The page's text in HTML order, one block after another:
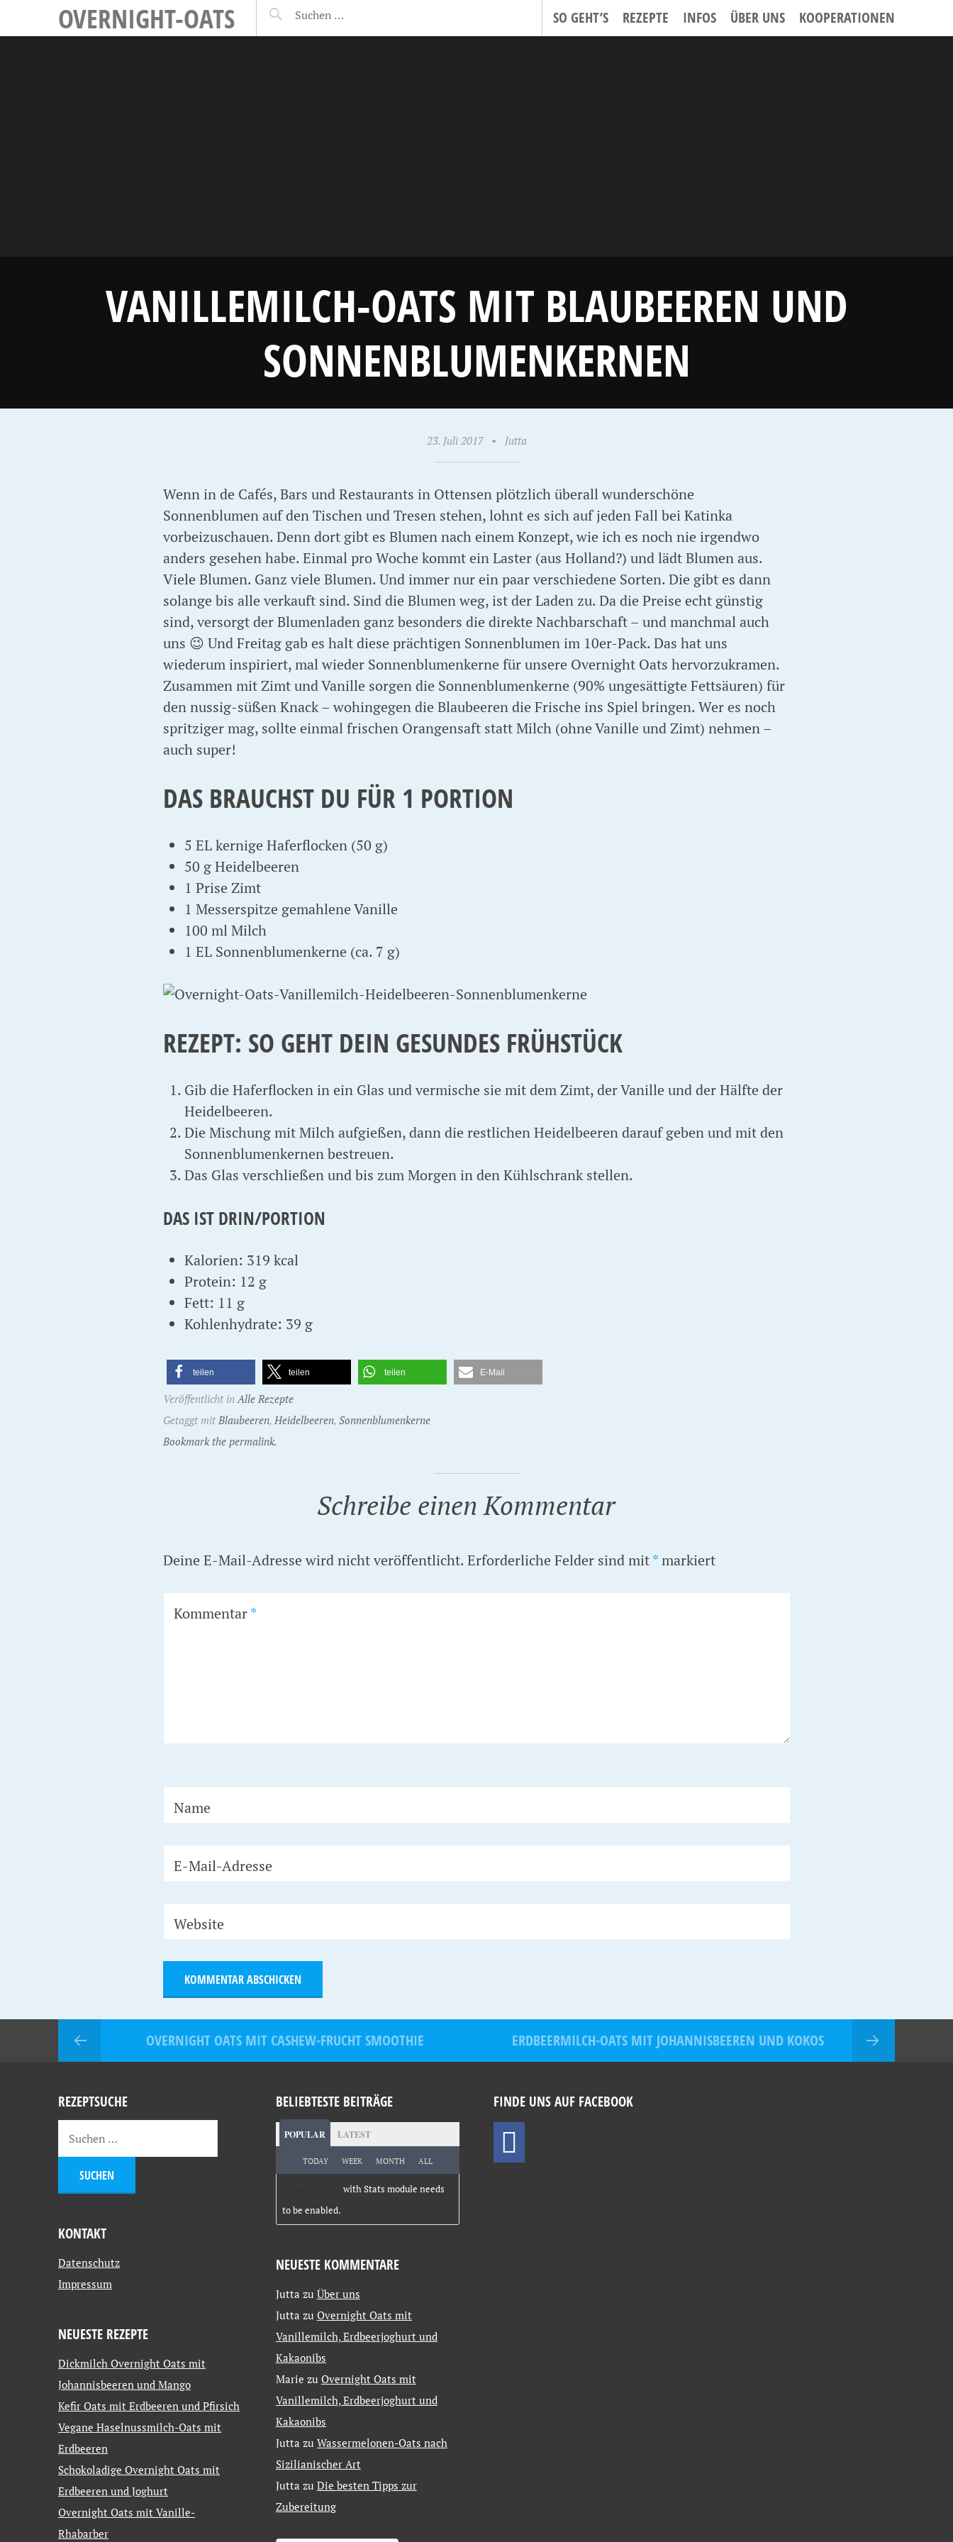
OVERNIGHT-OATS SO GEHT’S REZEPTE INFOS ÜBER UNS KOOPERATIONEN
VANILLEMILCH-OATS MIT BLAUBEEREN UND
SONNENBLUMENKERNEN
23. Juli 2017 • Jutta
Wenn in de Cafés, Bars und Restaurants in Ottensen plötzlich überall wunderschöne
Sonnenblumen auf den Tischen und Tresen stehen, lohnt es sich auf jeden Fall bei Katinka
vorbeizuschauen. Denn dort gibt es Blumen nach einem Konzept, wie ich es noch nie irgendwo
anders gesehen habe. Einmal pro Woche kommt ein Laster (aus Holland?) und lädt Blumen aus.
Viele Blumen. Ganz viele Blumen. Und immer nur ein paar verschiedene Sorten. Die gibt es dann
solange bis alle verkauft sind. Sind die Blumen weg, ist der Laden zu. Da die Preise echt günstig
sind, versorgt der Blumenladen ganz besonders die direkte Nachbarschaft – und manchmal auch
uns 😉 Und Freitag gab es halt diese prächtigen Sonnenblumen im 10er-Pack. Das hat uns
wiederum inspiriert, mal wieder Sonnenblumenkerne für unsere Overnight Oats hervorzukramen.
Zusammen mit Zimt und Vanille sorgen die Sonnenblumenkerne (90% ungesättigte Fettsäuren) für
den nussig-süßen Knack – wohingegen die Blaubeeren die Frische ins Spiel bringen. Wer es noch
spritziger mag, sollte einmal frischen Orangensaft statt Milch (ohne Vanille und Zimt) nehmen –
auch super!
DAS BRAUCHST DU FÜR 1 PORTION
5 EL kernige Haferflocken (50 g)
50 g Heidelbeeren
1 Prise Zimt
1 Messerspitze gemahlene Vanille
100 ml Milch
1 EL Sonnenblumenkerne (ca. 7 g)
REZEPT: SO GEHT DEIN GESUNDES FRÜHSTÜCK
Gib die Haferflocken in ein Glas und vermische sie mit dem Zimt, der Vanille und der Hälfte der
Heidelbeeren.
Die Mischung mit Milch aufgießen, dann die restlichen Heidelbeeren darauf geben und mit den
Sonnenblumenkernen bestreuen.
Das Glas verschließen und bis zum Morgen in den Kühlschrank stellen.
DAS IST DRIN/PORTION
Kalorien: 319 kcal
Protein: 12 g
Fett: 11 g
Kohlenhydrate: 39 g
teilen teilen teilen E-Mail
Veröffentlicht inAlle Rezepte
Getaggt mit Blaubeeren, Heidelbeeren, Sonnenblumenkerne
Bookmark the permalink.
Schreibe einen Kommentar
Deine E-Mail-Adresse wird nicht veröffentlicht. Erforderliche Felder sind mit*markiert
Kommentar*
Name
E-Mail-Adresse
Website
OVERNIGHT OATS MIT CASHEW-FRUCHT SMOOTHIE ERDBEERMILCH-OATS MIT JOHANNISBEEREN UND KOKOS
REZEPTSUCHE
KONTAKT
Datenschutz
Impressum
NEUESTE REZEPTE
Dickmilch Overnight Oats mit
Johannisbeeren und Mango
Kefir Oats mit Erdbeeren und Pfirsich
Vegane Haselnussmilch-Oats mit
Erdbeeren
Schokoladige Overnight Oats mit
Erdbeeren und Joghurt
Overnight Oats mit Vanille-
Rhabarber
BELIEBTESTE BEITRÄGE
POPULAR LATEST
TODAY WEEK MONTH ALL
with Stats module needs
to be enabled.
NEUESTE KOMMENTARE
Jutta zu Über uns
Jutta zu Overnight Oats mit
Vanillemilch, Erdbeerjoghurt und
Kakaonibs
Marie zu Overnight Oats mit
Vanillemilch, Erdbeerjoghurt und
Kakaonibs
Jutta zu Wassermelonen-Oats nach
Sizilianischer Art
Jutta zu Die besten Tipps zur
Zubereitung
FINDE UNS AUF FACEBOOK